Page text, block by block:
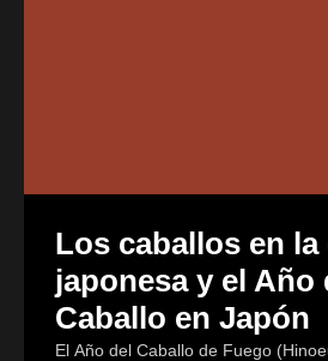
Los caballos en
japonesa y el Año
Caballo en Japón
El Año del Caballo de Fuego